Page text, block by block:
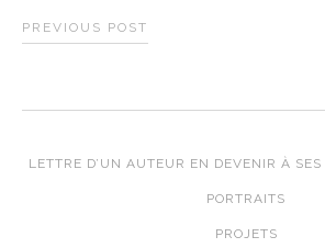
PREVIOUS POST
LETTRE D’UN AUTEUR EN DEVENIR À
PORTRAITS
PROJETS